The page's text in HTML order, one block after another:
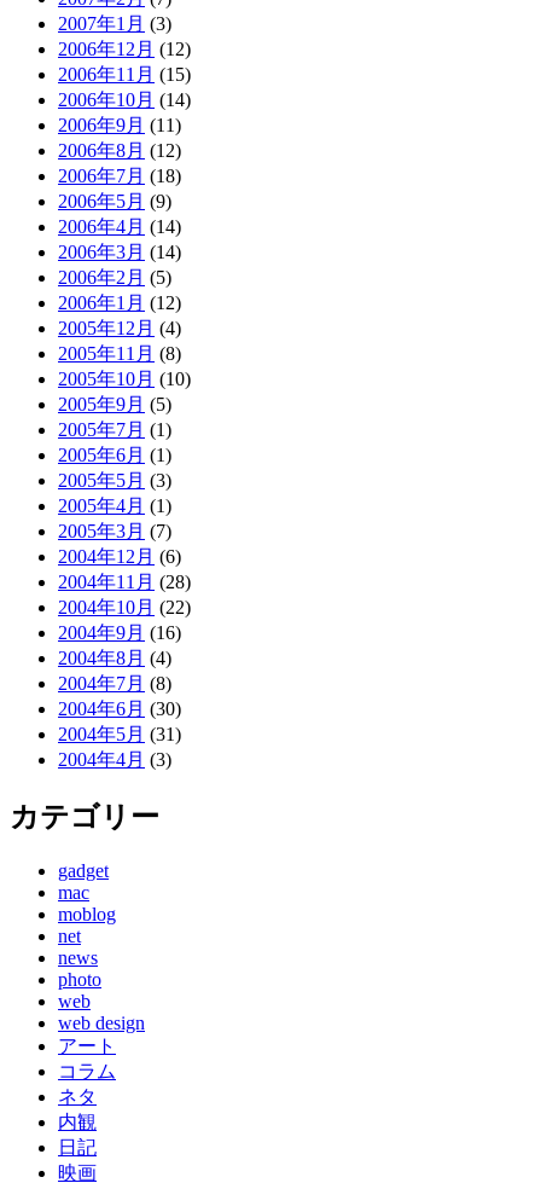
2007年1月 (3)
2006年12月 (12)
2006年11月 (15)
2006年10月 (14)
2006年9月 (11)
2006年8月 (12)
2006年7月 (18)
2006年5月 (9)
2006年4月 (14)
2006年3月 (14)
2006年2月 (5)
2006年1月 (12)
2005年12月 (4)
2005年11月 (8)
2005年10月 (10)
2005年9月 (5)
2005年7月 (1)
2005年6月 (1)
2005年5月 (3)
2005年4月 (1)
2005年3月 (7)
2004年12月 (6)
2004年11月 (28)
2004年10月 (22)
2004年9月 (16)
2004年8月 (4)
2004年7月 (8)
2004年6月 (30)
2004年5月 (31)
2004年4月 (3)
カテゴリー
gadget
mac
moblog
net
news
photo
web
web design
アート
コラム
ネタ
内観
日記
映画